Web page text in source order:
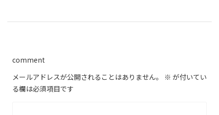
comment
メールアドレスが公開されることはありません。
※ が付いてい
る欄は必須項目です